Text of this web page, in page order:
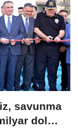
savunma
dolar